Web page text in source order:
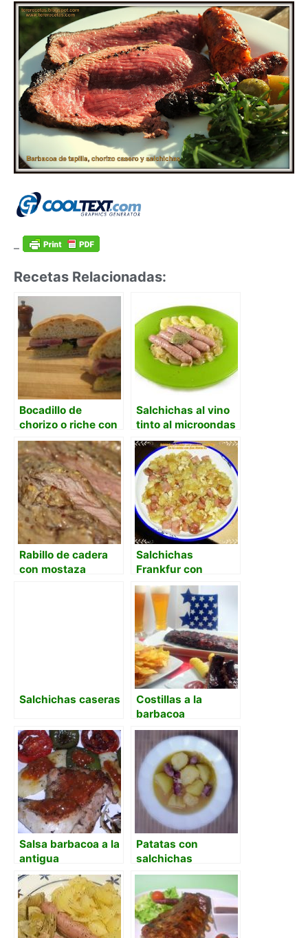
–
Recetas Relacionadas:
Bocadillo de
chorizo o riche con
chorizo
Salchichas al vino
tinto al microondas
Rabillo de cadera
con mostaza
Salchichas
Frankfur con
patatas escalfadas
Salchichas caseras
Costillas a la
barbacoa
Salsa barbacoa a la
antigua
Patatas con
salchichas